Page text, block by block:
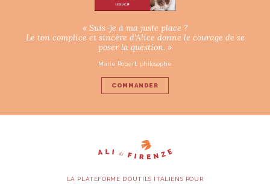
« Suis-je à ma juste place ?
Le ton complice et sincère d’Alice donne le courage de se
poser la question. »
Marie Robert, philosophe
COMMANDER
LA PLATEFORME D’OUTILS ITALIENS POUR